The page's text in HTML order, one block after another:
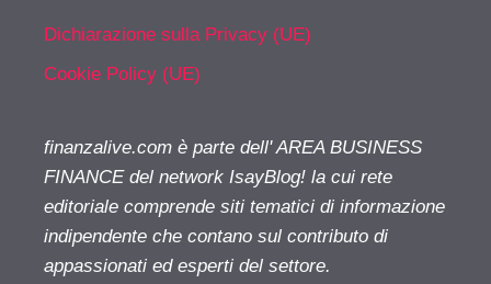
Dichiarazione sulla Privacy (UE)
Cookie Policy (UE)
finanzalive.com è parte dell' AREA BUSINESS
FINANCE del network IsayBlog! la cui rete
editoriale comprende siti tematici di informazione
indipendente che contano sul contributo di
appassionati ed esperti del settore.